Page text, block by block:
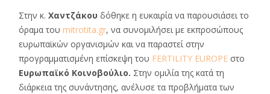
Στην κ.Χαντζάκου δόθηκε η ευκαιρία να παρουσιάσει το
όραμα τουmitrotita.gr, να συνομιλήσει με εκπροσώπους
ευρωπαϊκών οργανισμών και να παραστεί στην
προγραμματισμένη επίσκεψη του FERTILITY EUROPE στο
Ευρωπαϊκό Κοινοβούλιο. Στην ομιλία της κατά τη
διάρκεια της συνάντησης, ανέλυσε τα προβλήματα των